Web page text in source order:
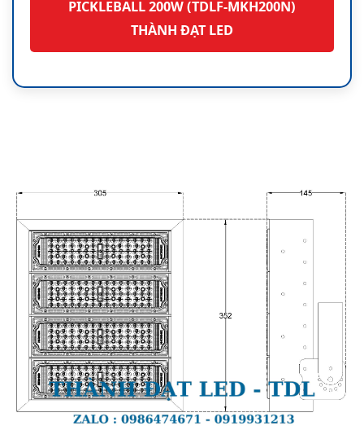
PICKLEBALL 200W (TDLF-MKH200N)
THÀNH ĐẠT LED